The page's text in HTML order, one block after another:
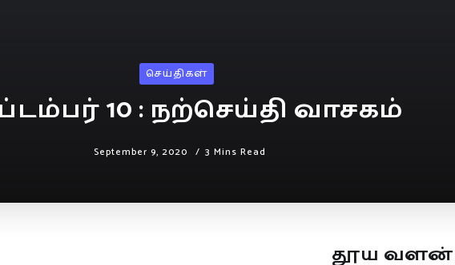
செய்திகள்
10 : நற்செய்தி வாசகம்
September 9, 2020 3 Mins Read
தூய வளன்